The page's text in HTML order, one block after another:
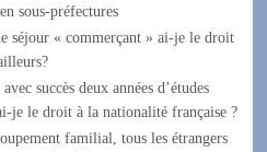
sous-préfectures
séjour « commerçant » ai-je le droit
succès deux années d’études
je le droit à la nationalité française ?
familial, tous les étrangers